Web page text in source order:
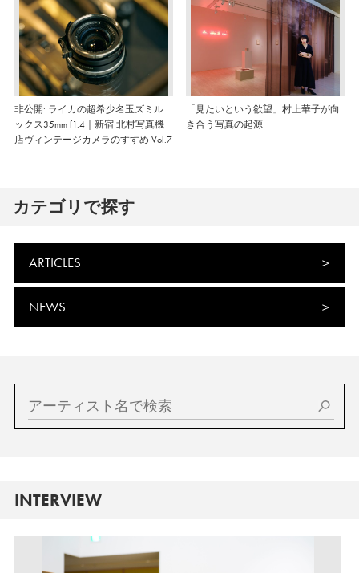
非公開: ライカの超希少名玉ズミル
ックス35mm f1.4｜新宿 北村写真機
店ヴィンテージカメラのすすめ Vol.7
「見たいという欲望」村上華子が向
き合う写真の起源
カテゴリで探す
ARTICLES
NEWS
INTERVIEW